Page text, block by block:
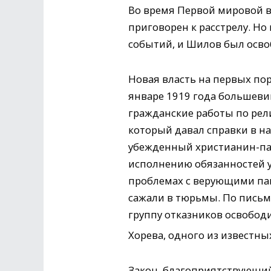
Во время Первой мировой
приговорен к расстрелу.
событий, и Шилов был
Новая власть на первых
январе 1919 года
гражданские работы по
который давал справки в
убежденный христианин-
исполнению обязанностей
проблемах с верующими
сажали в тюрьмы. По
группу отказников
Хорева, одного из